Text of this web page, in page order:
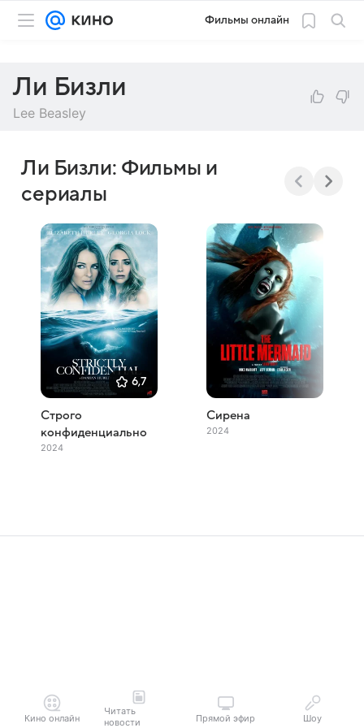
Фильмы онлайн
Ли Бизли
Lee Beasley
Ли Бизли: Фильмы и
сериалы
6,7
Строго
конфиденциально
2024
Сирена
2024
Кино онлайн
Читать
новости
Прямой эфир Шоу